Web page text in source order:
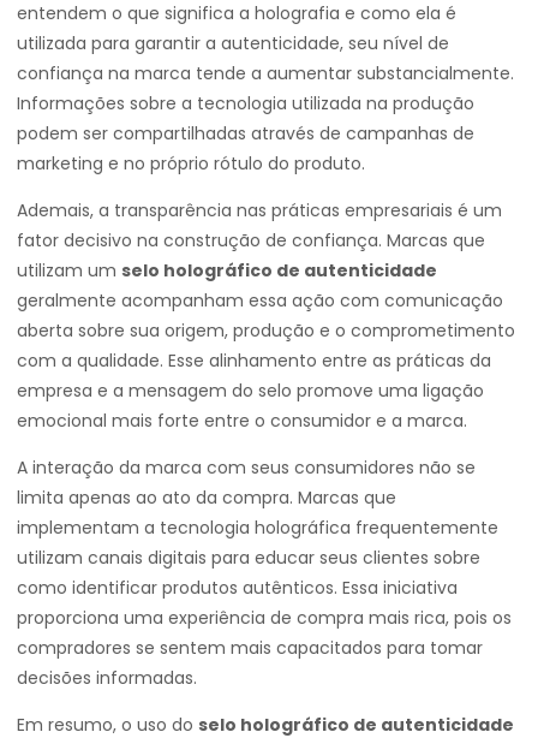
entendem o que significa a holografia e como ela é
utilizada para garantir a autenticidade, seu nível de
confiança na marca tende a aumentar substancialmente.
Informações sobre a tecnologia utilizada na produção
podem ser compartilhadas através de campanhas de
marketing e no próprio rótulo do produto.
Ademais, a transparência nas práticas empresariais é um
fator decisivo na construção de confiança. Marcas que
utilizam um selo holográfico de autenticidade
geralmente acompanham essa ação com comunicação
aberta sobre sua origem, produção e o comprometimento
com a qualidade. Esse alinhamento entre as práticas da
empresa e a mensagem do selo promove uma ligação
emocional mais forte entre o consumidor e a marca.
A interação da marca com seus consumidores não se
limita apenas ao ato da compra. Marcas que
implementam a tecnologia holográfica frequentemente
utilizam canais digitais para educar seus clientes sobre
como identificar produtos autênticos. Essa iniciativa
proporciona uma experiência de compra mais rica, pois os
compradores se sentem mais capacitados para tomar
decisões informadas.
Em resumo, o uso do selo holográfico de autenticidade